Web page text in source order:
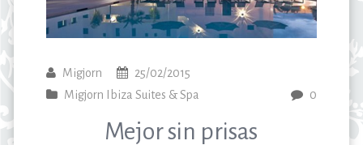
Migjorn
25/02/2015
Migjorn Ibiza Suites & Spa
0
Mejor sin prisas